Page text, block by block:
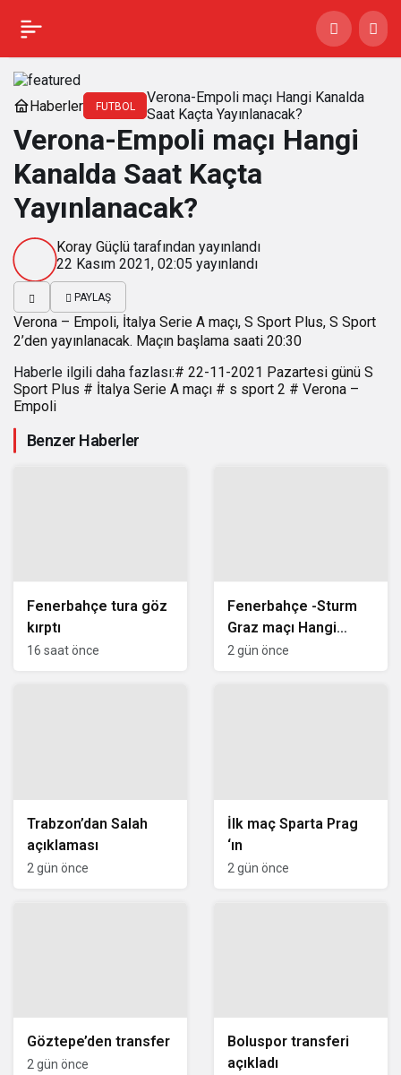
Haberler FUTBOL
Verona-Empoli maçı Hangi Kanalda
Saat Kaçta Yayınlanacak?
Verona-Empoli maçı Hangi
Kanalda Saat Kaçta
Yayınlanacak?
Koray Güçlü tarafından yayınlandı
22 Kasım 2021, 02:05 yayınlandı
PAYLAŞ
Verona – Empoli, İtalya Serie A maçı, S Sport Plus, S Sport
2’den yayınlanacak. Maçın başlama saati 20:30
Haberle ilgili daha fazlası:# 22-11-2021 Pazartesi günü S
Sport Plus # İtalya Serie A maçı # s sport 2 # Verona –
Empoli
Benzer Haberler
Fenerbahçe tura göz
kırptı
16 saat önce
Fenerbahçe -Sturm
Graz maçı Hangi
Kanalda Saat Kaçta
2 gün önce
Trabzon’dan Salah
açıklaması
2 gün önce
İlk maç Sparta Prag
‘ın
2 gün önce
Göztepe’den transfer
2 gün önce
Boluspor transferi
açıkladı